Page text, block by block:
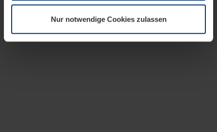
Datenschutzerklärungunserer Website ändern oder
widerrufen.
Nur notwendige Cookies zulassen